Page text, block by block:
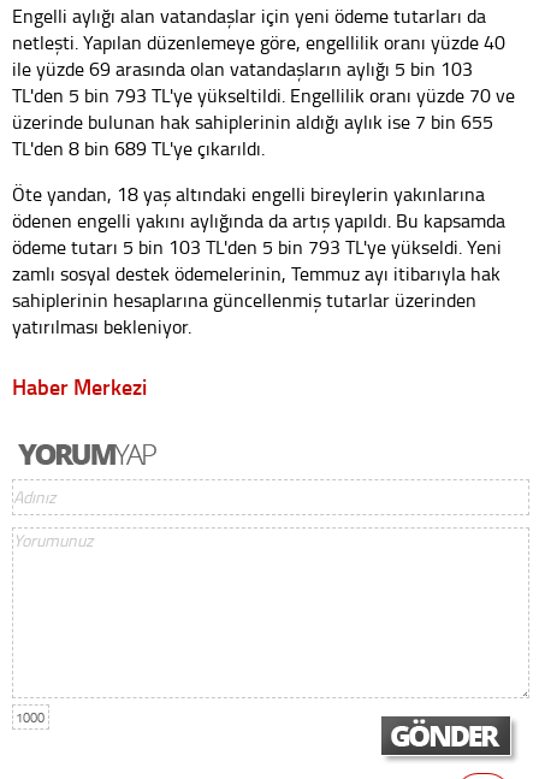
Engelli aylığı alan vatandaşlar için yeni ödeme tutarları da
netleşti. Yapılan düzenlemeye göre, engellilik oranı yüzde 40
ile yüzde 69 arasında olan vatandaşların aylığı 5 bin 103
TL'den 5 bin 793 TL'ye yükseltildi. Engellilik oranı yüzde 70 ve
üzerinde bulunan hak sahiplerinin aldığı aylık ise 7 bin 655
TL'den 8 bin 689 TL'ye çıkarıldı.
Öte yandan, 18 yaş altındaki engelli bireylerin yakınlarına
ödenen engelli yakını aylığında da artış yapıldı. Bu kapsamda
ödeme tutarı 5 bin 103 TL'den 5 bin 793 TL'ye yükseldi. Yeni
zamlı sosyal destek ödemelerinin, Temmuz ayı itibarıyla hak
sahiplerinin hesaplarına güncellenmiş tutarlar üzerinden
yatırılması bekleniyor.
Haber Merkezi
1000